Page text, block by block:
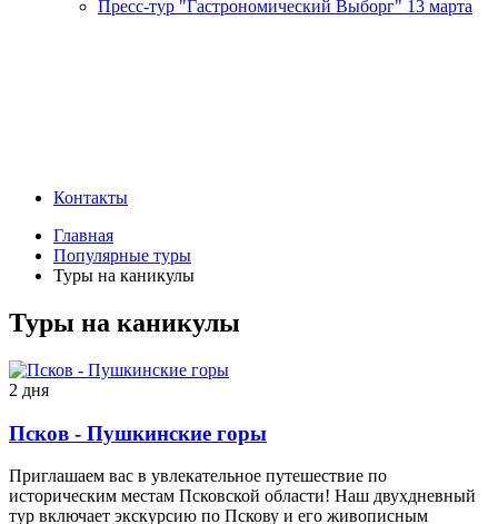
Пресс-тур "Гастрономический Выборг" 13 марта
Контакты
Главная
Популярные туры
Туры на каникулы
Туры на каникулы
2 дня
Псков - Пушкинские горы
Приглашаем вас в увлекательное путешествие по
историческим местам Псковской области! Наш двухдневный
тур включает экскурсию по Пскову и его живописным